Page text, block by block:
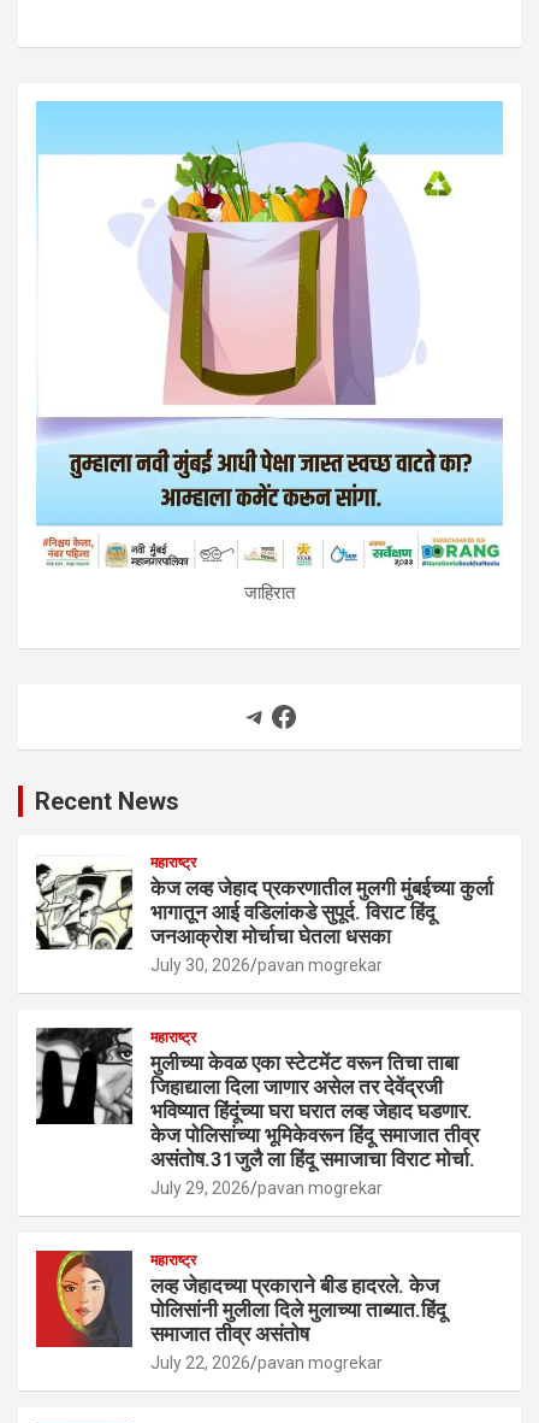
जाहिरात
Telegram
Facebook
Recent News
महाराष्ट्र
केज लव्ह जेहाद प्रकरणातील मुलगी मुंबईच्या कुर्ला
भागातून आई वडिलांकडे सुपूर्द. विराट हिंदू
जनआक्रोश मोर्चाचा घेतला धसका
July 30, 2026 pavan mogrekar
महाराष्ट्र
मुलीच्या केवळ एका स्टेटमेंट वरून तिचा ताबा
जिहाद्याला दिला जाणार असेल तर देवेंद्रजी
भविष्यात हिंदूंच्या घरा घरात लव्ह जेहाद घडणार.
केज पोलिसांच्या भूमिकेवरून हिंदू समाजात तीव्र
असंतोष.31जुलै ला हिंदू समाजाचा विराट मोर्चा.
July 29, 2026 pavan mogrekar
महाराष्ट्र
लव्ह जेहादच्या प्रकाराने बीड हादरले. केज
पोलिसांनी मुलीला दिले मुलाच्या ताब्यात.हिंदू
समाजात तीव्र असंतोष
July 22, 2026 pavan mogrekar